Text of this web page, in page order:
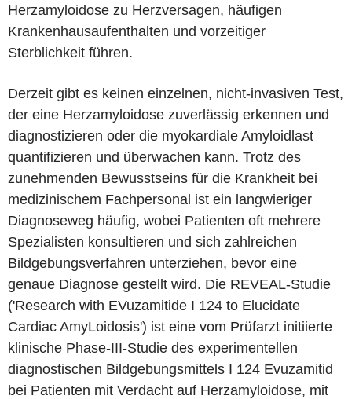
Herzamyloidose zu Herzversagen, häufigen
Krankenhausaufenthalten und vorzeitiger
Sterblichkeit führen.
Derzeit gibt es keinen einzelnen, nicht-invasiven Test,
der eine Herzamyloidose zuverlässig erkennen und
diagnostizieren oder die myokardiale Amyloidlast
quantifizieren und überwachen kann. Trotz des
zunehmenden Bewusstseins für die Krankheit bei
medizinischem Fachpersonal ist ein langwieriger
Diagnoseweg häufig, wobei Patienten oft mehrere
Spezialisten konsultieren und sich zahlreichen
Bildgebungsverfahren unterziehen, bevor eine
genaue Diagnose gestellt wird. Die REVEAL-Studie
('Research with EVuzamitide I 124 to Elucidate
Cardiac AmyLoidosis') ist eine vom Prüfarzt initiierte
klinische Phase-III-Studie des experimentellen
diagnostischen Bildgebungsmittels I 124 Evuzamitid
bei Patienten mit Verdacht auf Herzamyloidose, mit